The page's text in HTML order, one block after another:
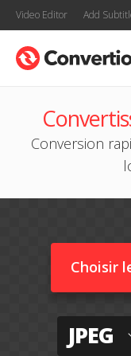
Video Editor Add
Conversion
Choisir
JPEG